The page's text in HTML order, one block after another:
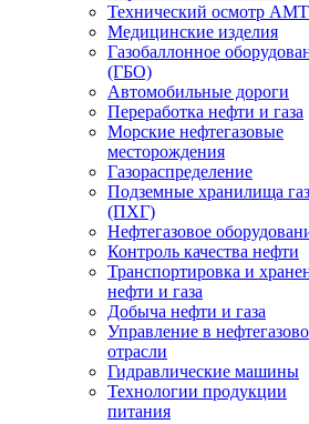
Технический осмотр
Медицинские изделия
Газобаллонное
(ГБО)
Автомобильные дороги
Переработка нефти и газа
Морские нефтегазовые
месторождения
Газораспределение
Подземные хранилища
(ПХГ)
Нефтегазовое
Контроль качества нефти
Транспортировка и
нефти и газа
Добыча нефти и газа
Управление в
отрасли
Гидравлические машины
Технологии продукции
питания